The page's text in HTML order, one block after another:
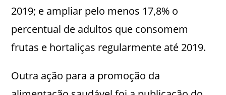
2019; e ampliar pelo menos 17,8% o
percentual de adultos que consomem
frutas e hortaliças regularmente até 2019.
Outra ação para a promoção da